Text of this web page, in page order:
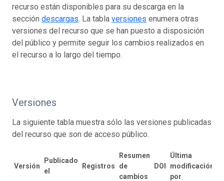
recurso están disponibles para su descarga en la
sección descargas. La tabla versiones enumera otras
versiones del recurso que se han puesto a disposición
del público y permite seguir los cambios realizados en
el recurso a lo largo del tiempo.
Versiones
La siguiente tabla muestra sólo las versiones publicadas
del recurso que son de acceso público.
Versión
Publicado
el
Registros
Resumen
de
cambios
DOI
Última
modificación
por